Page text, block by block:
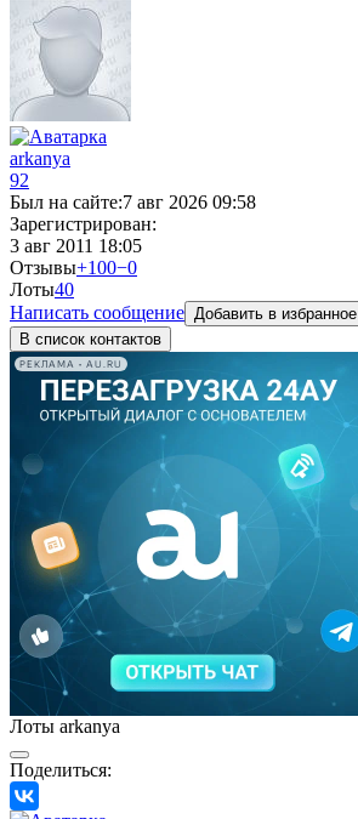
arkanya
92
Был на сайте:7 авг 2026 09:58
Зарегистрирован:
3 авг 2011 18:05
Отзывы+100−0
Лоты40
Написать сообщение Добавить в избранное
В список контактов
РЕКЛАМА • AU.RU
Лоты arkanya
Поделиться: